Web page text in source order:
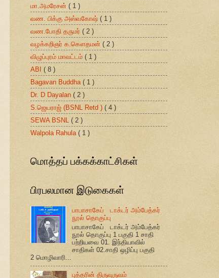
மா.அமரேசன் ( 1 )
வண. பிக்கு அஸ்வகோஷ் ( 1 )
வண.போதி தருமர் ( 2 )
வழக்கறிஞர் க.கௌதமன் ( 2 )
விழுப்புரம் மாவட்டம் ( 1 )
ABI ( 8 )
Bagavan Buddha ( 1 )
Dr. D Dayalan ( 2 )
S.ஜெயராஜ் (BSNL Retd ) ( 4 )
SEWA BSNL ( 2 )
Walpola Rahula ( 1 )
மொத்தப் பக்கக்காட்சிகள்
பிரபலமான இடுகைகள்
பாபாசாகேப் டாக்டர் அம்பேத்கர்
நூல் தொகுப்பு
பாபாசாகேப் டாக்டர் அம்பேத்கர்
நூல் தொகுப்பு 1 பகுதி 1 சாதி
பற்றியவை 01. இந்தியாவில்
சாதிகள் 02.சாதி ஒழிப்பு பகுதி
2 மொழிவாரி...
புத்தரின் திருவுருவம்